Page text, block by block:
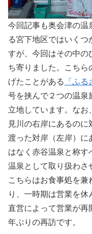
今回記事も奥会津の温
る宮下地区ではいくつ
すが、今回はその中の
ち寄りました。こちら
げたことがある
「ふる
号を挟んで２つの温泉
立地しています。なお
見川の右岸にあるの
渡った対岸（左岸）に
はなく赤谷温泉と称
温泉として取り扱わさ
こちらはお食事処を
り、一時期は営業を
直営によって営業が再
年ぶりの再訪です。